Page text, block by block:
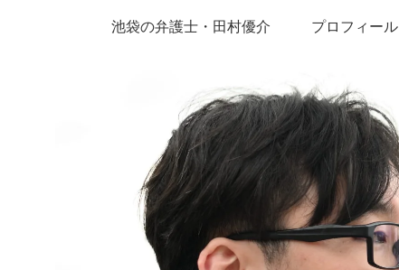
池袋の弁護士・田村優介 プロフィール